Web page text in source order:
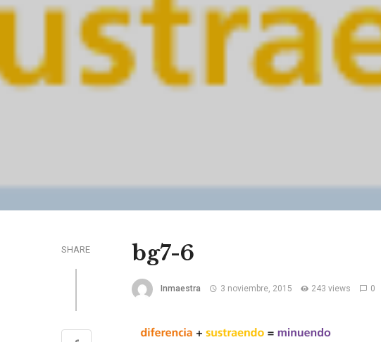
SHARE bg7-6
Inmaestra 3 noviembre, 2015 243 views 0